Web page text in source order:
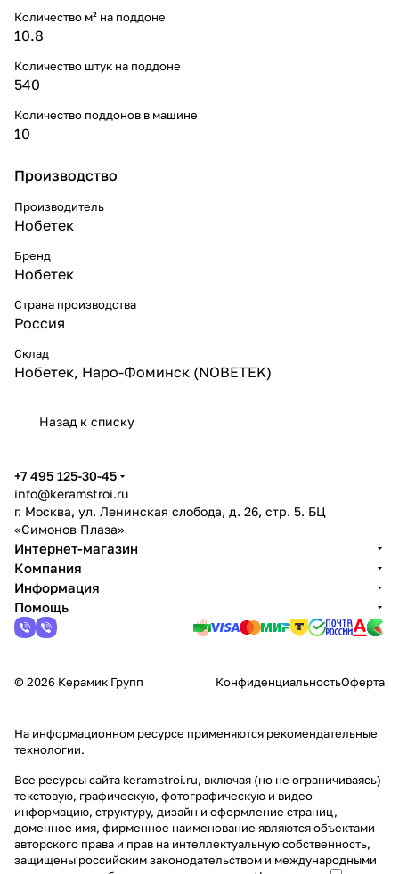
Количество м² на поддоне
10.8
Количество штук на поддоне
540
Количество поддонов в машине
10
Производство
Производитель
Нобетек
Бренд
Нобетек
Страна производства
Россия
Склад
Нобетек, Наро-Фоминск (NOBETEK)
Назад к списку
+7 495 125-30-45
info@keramstroi.ru
г. Москва, ул. Ленинская слобода, д. 26, стр. 5. БЦ
«Симонов Плаза»
Интернет-магазин
Компания
Информация
Помощь
© 2026 Керамик Групп КонфиденциальностьОферта
На информационном ресурсе применяются рекомендательные
технологии.
Все ресурсы сайта keramstroi.ru, включая (но не ограничиваясь)
текстовую, графическую, фотографическую и видео
информацию, структуру, дизайн и оформление страниц,
доменное имя, фирменное наименование являются объектами
авторского права и прав на интеллектуальную собственность,
защищены российским законодательством и международными